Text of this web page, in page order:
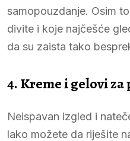
samopouzdanje. Osim
divite i koje najčešće
da su zaista tako
4. Kreme i gelovi
Neispavan izgled i
lako možete da riješite